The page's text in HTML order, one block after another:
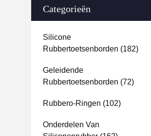
Categorieën
Silicone
Rubbertoetsenborden (182)
Geleidende
Rubbertoetsenborden (72)
Rubbero-Ringen (102)
Onderdelen Van